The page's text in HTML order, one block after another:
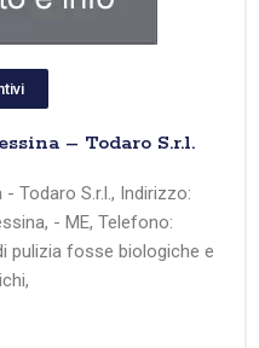
– Todaro S.r.l.
Todaro S.r.l., Indirizzo:
- ME, Telefono:
pulizia fosse biologiche e